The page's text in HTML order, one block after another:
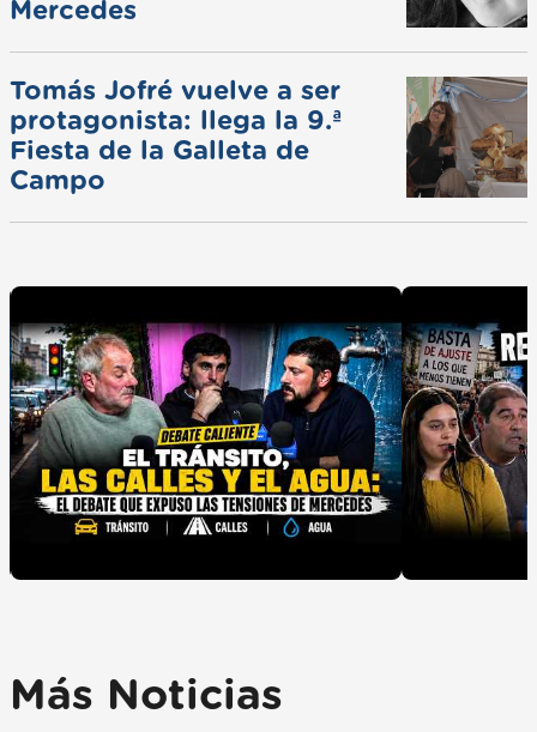
Mercedes
Tomás Jofré vuelve a ser
protagonista: llega la 9.ª
Fiesta de la Galleta de
Campo
Más Noticias